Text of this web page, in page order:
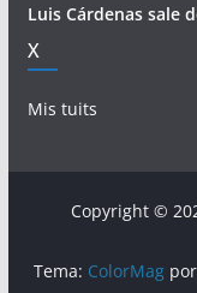
Luis Cárdenas sale
X
Mis tuits
Copyright ©
Tema: ColorMag